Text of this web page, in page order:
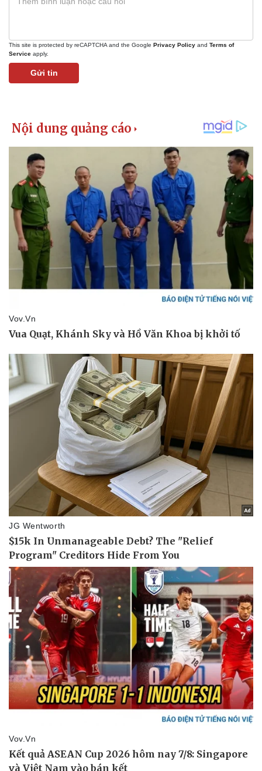
Bất động sản
Khởi nghiệp
Thị trường
Giá vàng
Tiêu dùng
Tỷ giá
Chứng khoán
Giá cà phê
This site is protected by reCAPTCHA and the Google Privacy Policy and Terms of
Service apply.
Gửi tin